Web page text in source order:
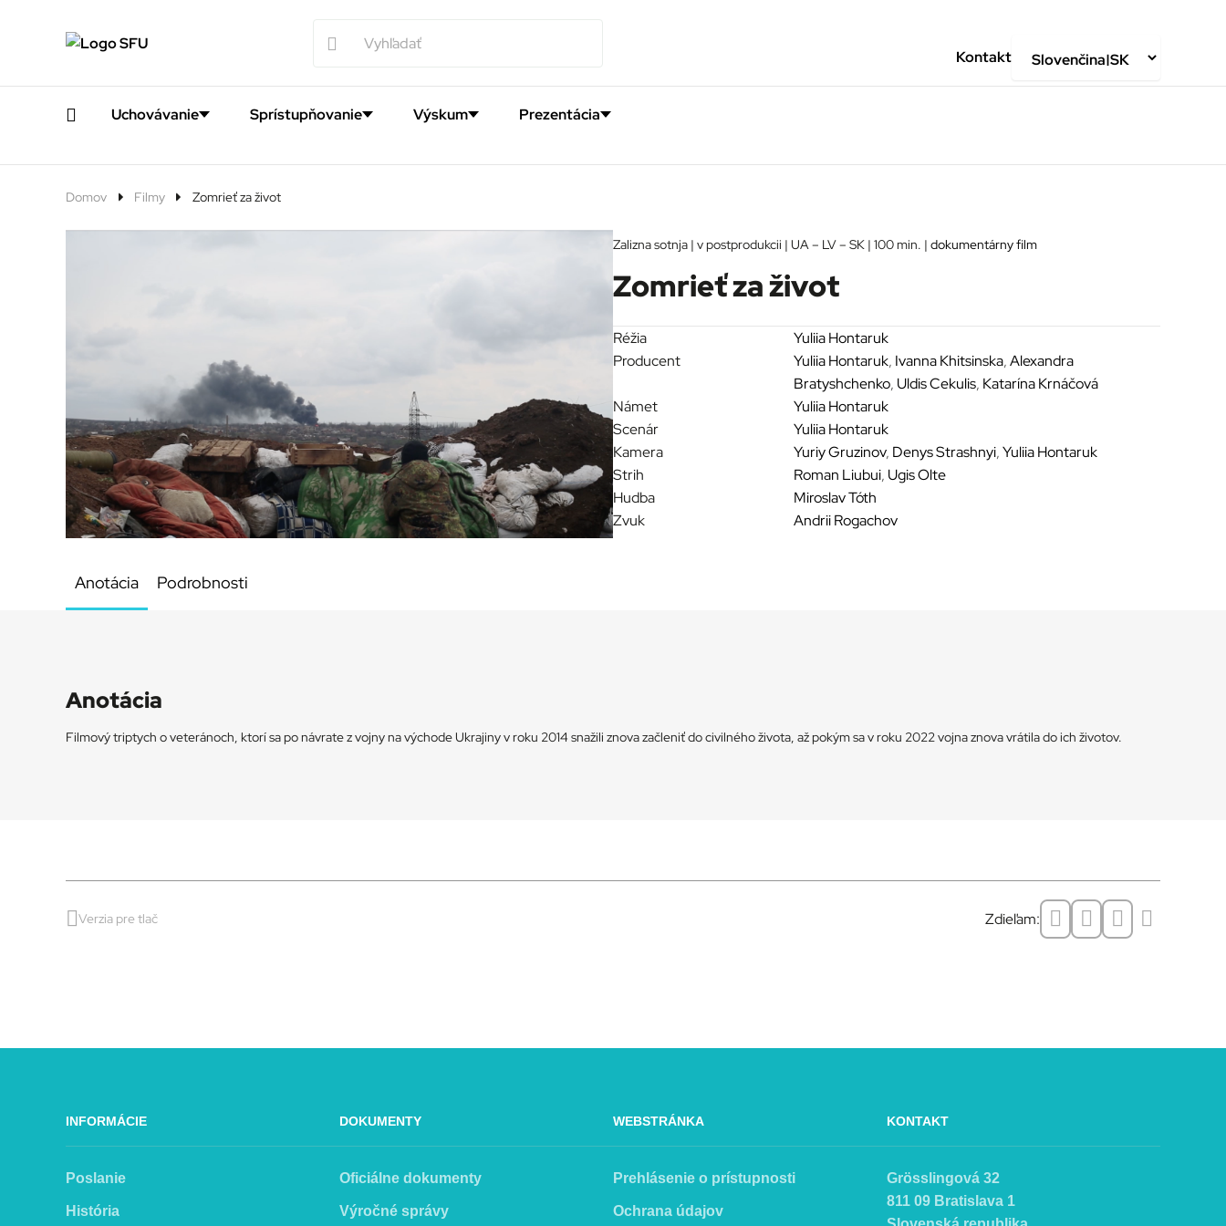
Uchovávanie Sprístupňovanie Výskum Prezentácia
Kontakt
Domov Filmy Zomrieť za život
Zalizna sotnja | v postprodukcii | UA – LV – SK | 100 min. | dokumentárny film
Zomrieť za život
Réžia
Yuliia Hontaruk
Producent
Yuliia Hontaruk, Ivanna Khitsinska,Alexandra
Bratyshchenko, Uldis Cekulis, Katarína Krnáčová
Námet
Yuliia Hontaruk
Scenár
Yuliia Hontaruk
Kamera
Yuriy Gruzinov, Denys Strashnyi,Yuliia Hontaruk
Strih
Roman Liubui, Ugis Olte
Hudba
Miroslav Tóth
Zvuk
Andrii Rogachov
Anotácia Podrobnosti
Anotácia
Filmový triptych o veteránoch, ktorí sa po návrate z vojny na východe Ukrajiny v roku 2014 snažili znova začleniť do civilného života, až pokým sa v roku 2022 vojna znova vrátila do ich životov.
Verzia pre tlač Zdieľam:
INFORMÁCIE
Poslanie
História
DOKUMENTY
Oficiálne dokumenty
Výročné správy
WEBSTRÁNKA
Prehlásenie o prístupnosti
Ochrana údajov
KONTAKT
Grösslingová 32
811 09 Bratislava 1